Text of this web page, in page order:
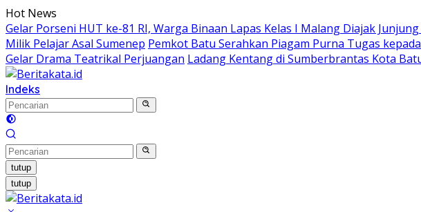
Langsung
ke
konten
Hot News
Gelar Porseni HUT ke-81 RI, Warga Binaan Lapas Kelas I Malang Diajak
Milik Pelajar Asal Sumenep Pemkot Batu Serahkan Piagam Purna Tugas
Gelar Drama Teatrikal Perjuangan Ladang Kentang di Sumberbrantas Kota
Indeks
tutup
tutup